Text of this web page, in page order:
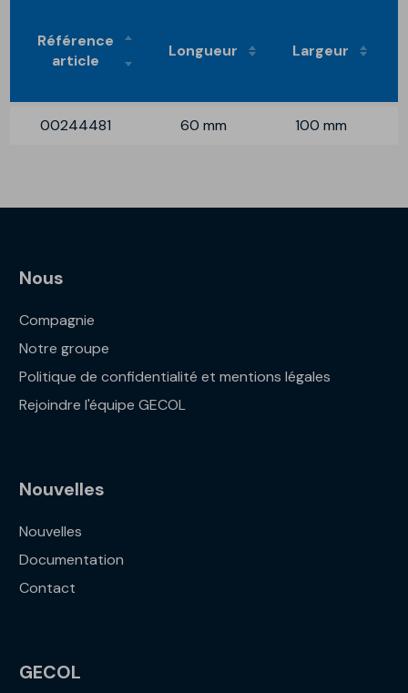
Référence
article
Longueur Largeur
00244481 60 mm 100 mm
Nous
Compagnie
Notre groupe
Politique de confidentialité et mentions légales
Rejoindre l'équipe GECOL
Nouvelles
Nouvelles
Documentation
Contact
GECOL